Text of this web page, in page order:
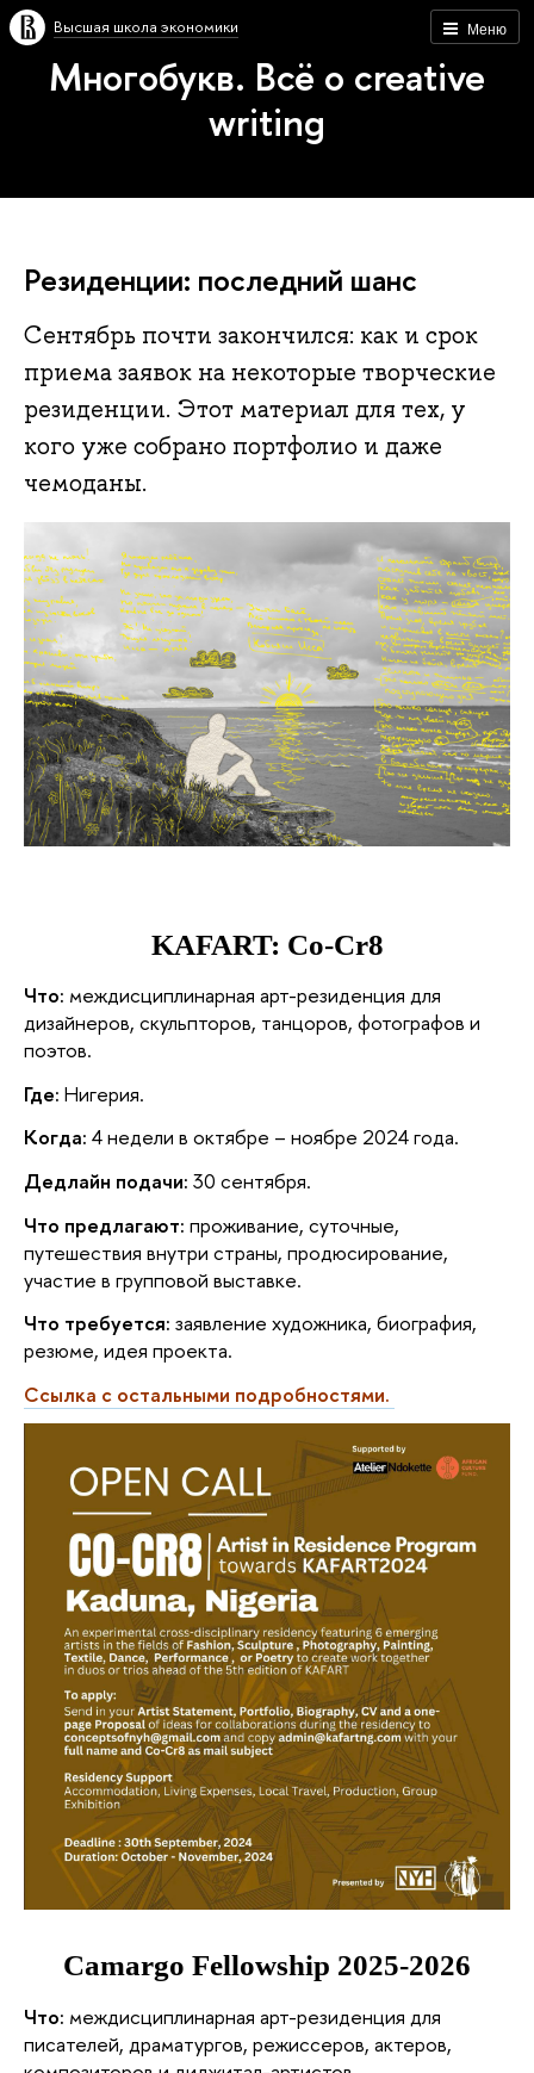
Меню
Высшая школа экономики
Многобукв. Всё о creative
writing
Резиденции: последний шанс
Сентябрь почти закончился: как и срок
приема заявок на некоторые творческие
резиденции. Этот материал для тех, у
кого уже собрано портфолио и даже
чемоданы.
KAFART: Co-Cr8
Что: междисциплинарная арт-резиденция для
дизайнеров, скульпторов, танцоров, фотографов и
поэтов.
Где: Нигерия.
Когда: 4 недели в октябре – ноябре 2024 года.
Дедлайн подачи: 30 сентября.
Что предлагают: проживание, суточные,
путешествия внутри страны, продюсирование,
участие в групповой выставке.
Что требуется: заявление художника, биография,
резюме, идея проекта.
Ссылка с остальными подробностями.
Camargo Fellowship 2025-2026
Что: междисциплинарная арт-резиденция для
писателей, драматургов, режиссеров, актеров,